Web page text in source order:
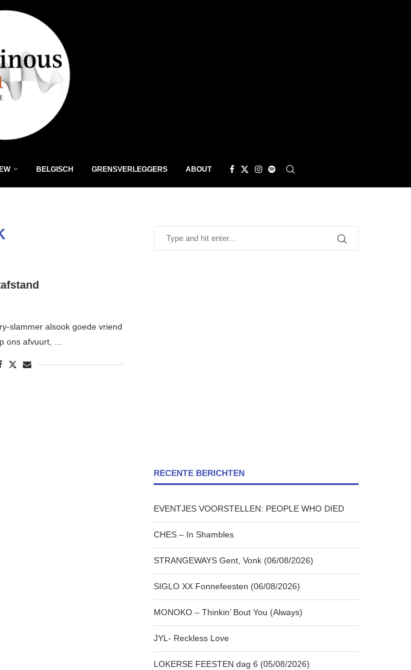
BELGISCH GRENSVERLEGGERS ABOUT
slammer alsook goede vriend
ons afvuurt, …
RECENTE BERICHTEN
EVENTJES VOORSTELLEN: PEOPLE WHO DIED
CHES – In Shambles
STRANGEWAYS Gent, Vonk (06/08/2026)
SIGLO XX Fonnefeesten (06/08/2026)
MONOKO – Thinkin’ Bout You (Always)
JYL- Reckless Love
LOKERSE FEESTEN dag 6 (05/08/2026)